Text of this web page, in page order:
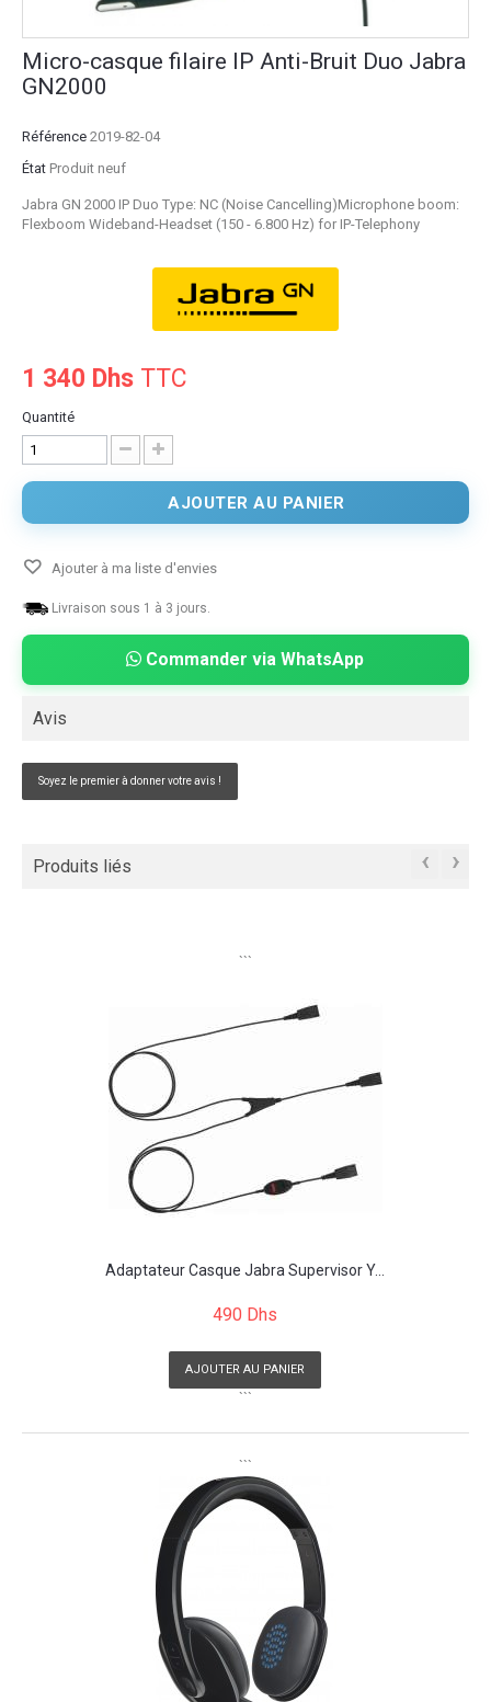
Micro-casque filaire IP Anti-Bruit Duo Jabra
GN2000
Référence 2019-82-04
État Produit neuf
Jabra GN 2000 IP Duo Type: NC (Noise Cancelling)Microphone boom:
Flexboom Wideband-Headset (150 - 6.800 Hz) for IP-Telephony
1 340 Dhs TTC
Quantité
AJOUTER AU PANIER
Ajouter à ma liste d'envies
Livraison sous 1 à 3 jours.
Commander via WhatsApp
Avis
Soyez le premier à donner votre avis !
Produits liés ‹ ›
```
Adaptateur Casque Jabra Supervisor Y...
490 Dhs
AJOUTER AU PANIER
```
```